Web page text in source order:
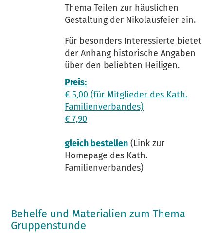
Thema Teilen zur häuslichen
Gestaltung der Nikolausfeier ein.
Für besonders Interessierte bietet
der Anhang historische Angaben
über den beliebten Heiligen.
Preis:
€ 5,00 (für Mitglieder des Kath.
Familienverbandes)
€ 7,90
gleich bestellen (Link zur
Homepage des Kath.
Familienverbandes)
Behelfe und Materialien zum Thema
Gruppenstunde